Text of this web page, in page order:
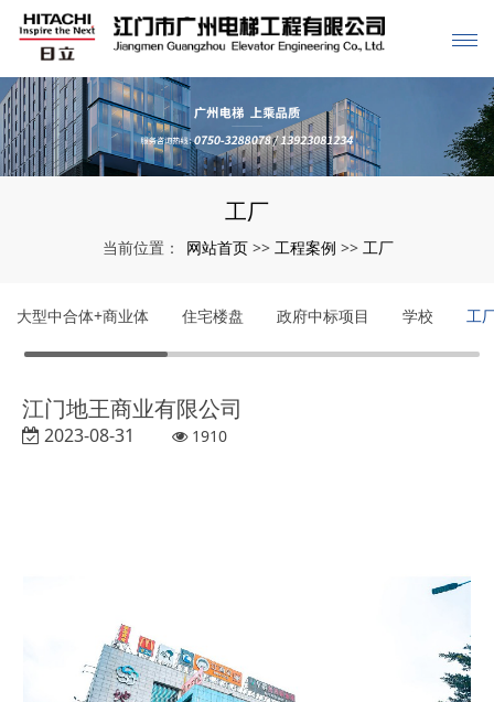
工厂
当前位置： 网站首页 >> 工程案例 >> 工厂
大型中合体+商业体 住宅楼盘 政府中标项目 学校 工
江门地王商业有限公司
2023-08-31 1910